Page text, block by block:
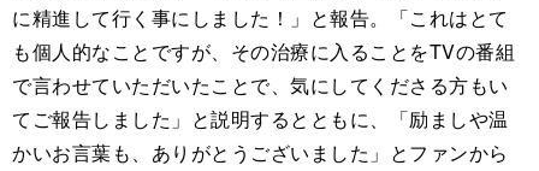
に精進して行く事にしました！」と報告。「これはとて
も個人的なことですが、その治療に入ることをTVの番組
で言わせていただいたことで、気にしてくださる方もい
てご報告しました」と説明するとともに、「励ましや温
かいお言葉も、ありがとうございました」とファンから